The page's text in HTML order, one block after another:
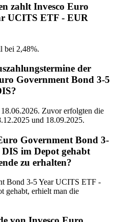
zahlt Invesco Euro
UCITS ETF - EUR
bei 2,48%.
der
Government Bond 3-5
Zuvor erfolgten die
und 18.09.2025.
Government Bond 3-
im Depot gehabt
zu erhalten?
Bond 3-5 Year UCITS ETF -
gehabt, erhielt man die